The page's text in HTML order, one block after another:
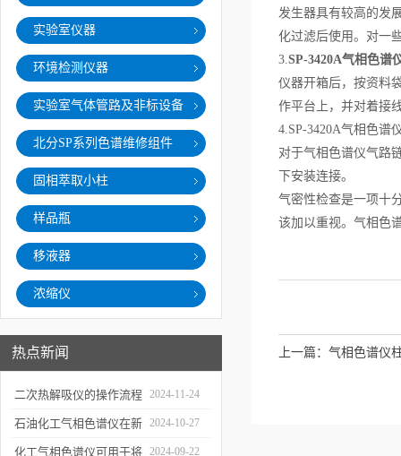
实验室仪器
环境检测仪器
实验室气体管路及非标设备
北分SP系列色谱维修组件
固相萃取小柱
样品瓶
移液器
浓缩仪
热点新闻
二次热解吸仪的操作流程
和使用注意事项
2024-11-24
石油化工气相色谱仪在新
材料、新产品的研发中的
2024-10-27
化工气相色谱仪可用于将 2024-09-22
发生器具有较高的发
化过滤后使用。对一
3.SP-3420A气相色谱
仪器开箱后，按资料
作平台上，并对着接
4.SP-3420A气相色谱
对于气相色谱仪气路
下安装连接。
气密性检查是一项十
该加以重视。气相色
上一篇： 气相色谱仪